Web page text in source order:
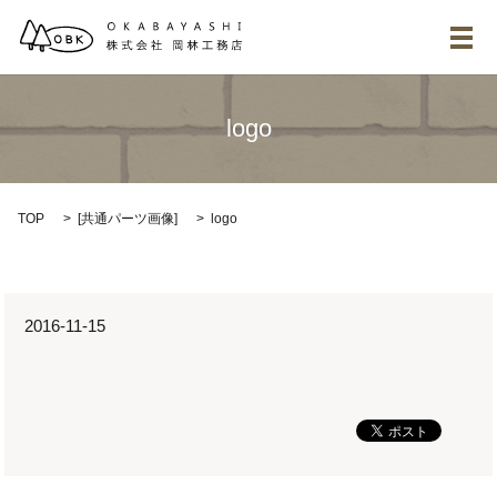
メ
logo
TOP [共通パーツ画像] logo
2016-11-15